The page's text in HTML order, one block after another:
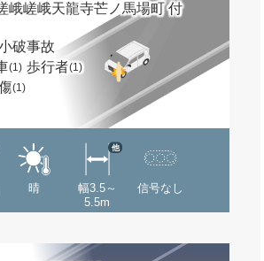
峨嵯峨天龍寺芒ノ馬場町 付
破事故
(1) 歩行者(1)
(1)
晴
幅3.5～
5.5m
他
信号なし